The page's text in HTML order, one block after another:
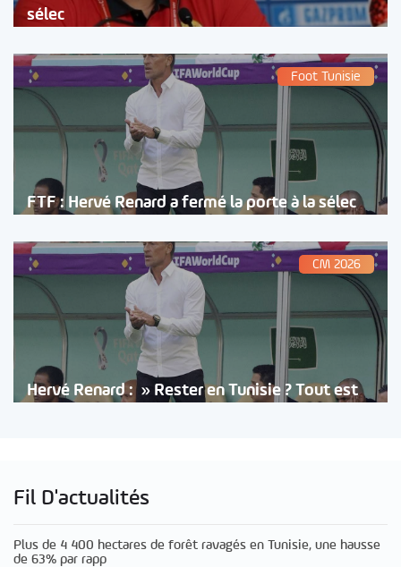
sélec
Foot Tunisie
FTF : Hervé Renard a fermé la porte à la sélec
CM 2026
Hervé Renard : » Rester en Tunisie ? Tout est
Fil D'actualités
Plus de 4 400 hectares de forêt ravagés en Tunisie, une hausse
de 63% par rapp